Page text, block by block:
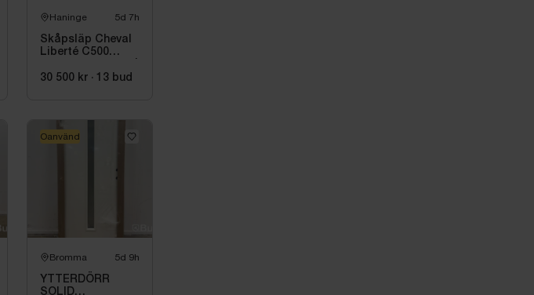
Haninge 5d 7h
Skåpsläp Cheval
Liberté C500
Nybesiktigad
30 500 kr · 13 bud
Bromma 5d 9h
YTTERDÖRR
SOLID
Oanvänd